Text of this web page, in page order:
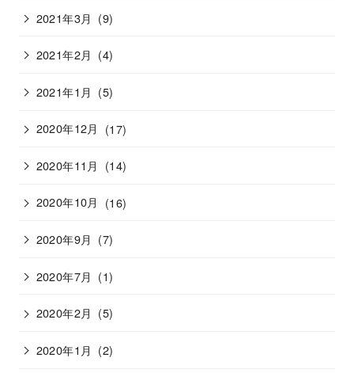
2021年3月 (9)
2021年2月 (4)
2021年1月 (5)
2020年12月 (17)
2020年11月 (14)
2020年10月 (16)
2020年9月 (7)
2020年7月 (1)
2020年2月 (5)
2020年1月 (2)